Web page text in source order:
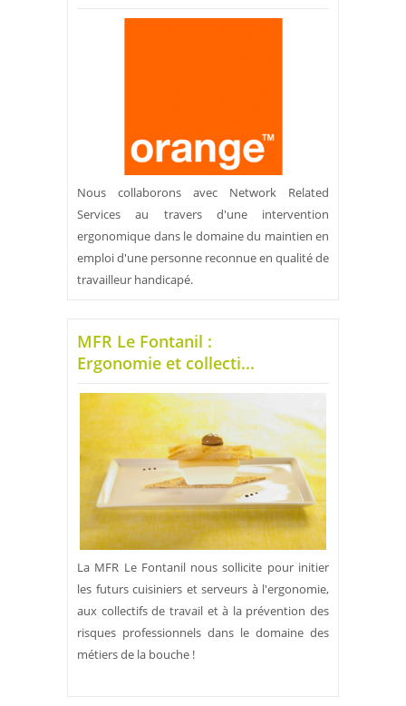
Nous collaborons avec Network Related
Services au travers d'une intervention
ergonomique dans le domaine du maintien en
emploi d'une personne reconnue en qualité de
travailleur handicapé.
MFR Le Fontanil :
Ergonomie et collecti...
La MFR Le Fontanil nous sollicite pour initier
les futurs cuisiniers et serveurs à l'ergonomie,
aux collectifs de travail et à la prévention des
risques professionnels dans le domaine des
métiers de la bouche !